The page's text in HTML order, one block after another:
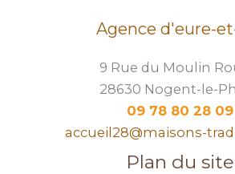
Agence d'eure-
9 Rue du Moulin
28630 Nogent-le-
09 78 80 28 09
accueil28@maisons-
Plan du site